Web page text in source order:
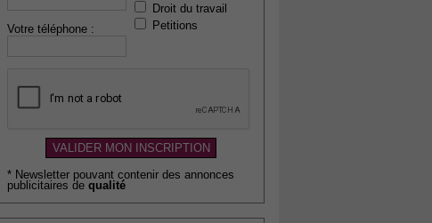
Votre téléphone :
Droit du travail
Petitions
* Newsletter pouvant contenir des annonces
publicitaires de qualité